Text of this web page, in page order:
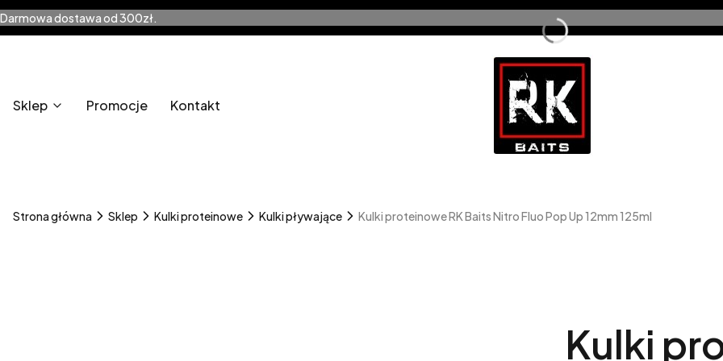
Darmowa dostawa od 300zł.
Sklep Promocje Kontakt
Strona główna Sklep Kulki proteinowe Kulki pływające Kulki proteinowe RK Baits Nitro Fluo Pop Up 12mm 125ml
Kulki